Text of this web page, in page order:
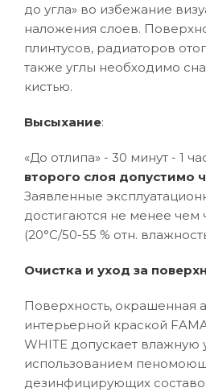
до угла» во избежание
наложения слоев.
плинтусов, радиаторов
также углы необходимо
кистью.
Высыхание:
«До отлипа» - 30 минут - 1
второго слоя допустимо
Заявленные
достигаются не менее чем
(20°C/50-55 % отн.
Очистка и уход за
Поверхность, окрашенная
интерьерной краской
WHITE допускает влажную
использованием
дезинфицирующих